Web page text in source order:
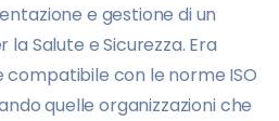
e gestione di un
Salute e Sicurezza. Era
con le norme ISO
quelle organizzazioni che